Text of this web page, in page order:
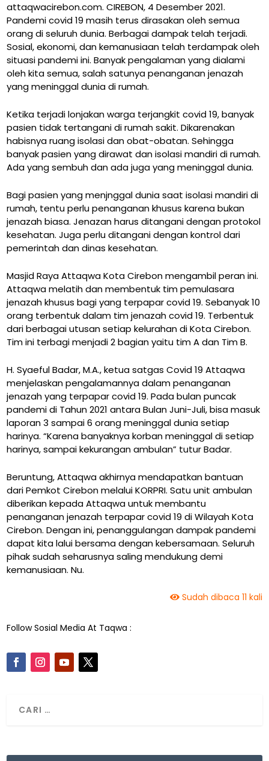
attaqwacirebon.com. CIREBON, 4 Desember 2021.
Pandemi covid 19 masih terus dirasakan oleh semua
orang di seluruh dunia. Berbagai dampak telah terjadi.
Sosial, ekonomi, dan kemanusiaan telah terdampak oleh
situasi pandemi ini. Banyak pengalaman yang dialami
oleh kita semua, salah satunya penanganan jenazah
yang meninggal dunia di rumah.
Ketika terjadi lonjakan warga terjangkit covid 19, banyak
pasien tidak tertangani di rumah sakit. Dikarenakan
habisnya ruang isolasi dan obat-obatan. Sehingga
banyak pasien yang dirawat dan isolasi mandiri di rumah.
Ada yang sembuh dan ada juga yang meninggal dunia.
Bagi pasien yang menjnggal dunia saat isolasi mandiri di
rumah, tentu perlu penanganan khusus karena bukan
jenazah biasa. Jenazan harus ditangani dengan protokol
kesehatan. Juga perlu ditangani dengan kontrol dari
pemerintah dan dinas kesehatan.
Masjid Raya Attaqwa Kota Cirebon mengambil peran ini.
Attaqwa melatih dan membentuk tim pemulasara
jenazah khusus bagi yang terpapar covid 19. Sebanyak 10
orang terbentuk dalam tim jenazah covid 19. Terbentuk
dari berbagai utusan setiap kelurahan di Kota Cirebon.
Tim ini terbagi menjadi 2 bagian yaitu tim A dan Tim B.
H. Syaeful Badar, M.A., ketua satgas Covid 19 Attaqwa
menjelaskan pengalamannya dalam penanganan
jenazah yang terpapar covid 19. Pada bulan puncak
pandemi di Tahun 2021 antara Bulan Juni-Juli, bisa masuk
laporan 3 sampai 6 orang meninggal dunia setiap
harinya. “Karena banyaknya korban meninggal di setiap
harinya, sampai kekurangan ambulan” tutur Badar.
Beruntung, Attaqwa akhirnya mendapatkan bantuan
dari Pemkot Cirebon melalui KORPRI. Satu unit ambulan
diberikan kepada Attaqwa untuk membantu
penanganan jenazah terpapar covid 19 di Wilayah Kota
Cirebon. Dengan ini, penanggulangan dampak pandemi
dapat kita lalui bersama dengan kebersamaan. Seluruh
pihak sudah seharusnya saling mendukung demi
kemanusiaan. Nu.
Sudah dibaca 11 kali
Follow Sosial Media At Taqwa :